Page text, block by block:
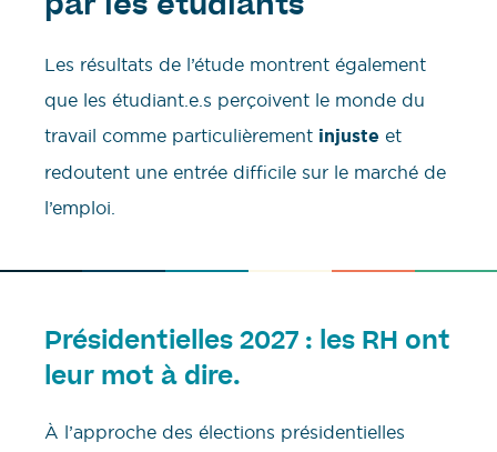
par les étudiants
Les résultats de l’étude montrent également
que les étudiant.e.s perçoivent le monde du
travail comme particulièrement injuste et
redoutent une entrée difficile sur le marché de
l’emploi.
Présidentielles 2027 : les RH ont
leur mot à dire.
À l’approche des élections présidentielles